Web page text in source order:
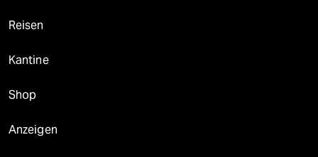
Reisen
Kantine
Shop
Anzeigen